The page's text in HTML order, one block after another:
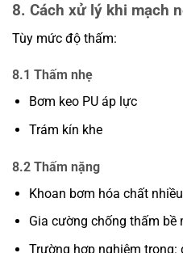
8. Cách xử lý khi mạch
Tùy mức độ thấm:
8.1 Thấm nhẹ
Bơm keo PU áp lực
Trám kín khe
8.2 Thấm nặng
Khoan bơm hóa chất
Gia cường chống thấm bề
Trường hợp nghiêm trọng: